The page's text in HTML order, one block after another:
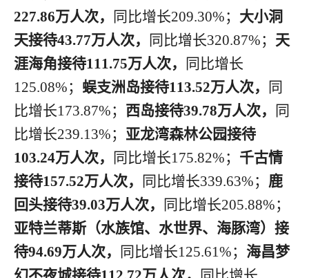
227.86万人次， 同比增长209.30%； 大小洞
天接待43.77万人次， 同比增长320.87%； 天
涯海角接待111.75万人次， 同比增长
125.08%； 蜈支洲岛接待113.52万人次，
同
比增长173.87%； 西岛接待39.78万人次，
同
比增长239.13%； 亚龙湾森林公园接待
103.24万人次， 同比增长175.82%； 千古情
接待157.52万人次， 同比增长339.63%； 鹿
回头接待39.03万人次， 同比增长205.88%；
亚特兰蒂斯（水族馆、水世界、海豚湾）接
待94.69万人次， 同比增长125.61%； 海昌梦